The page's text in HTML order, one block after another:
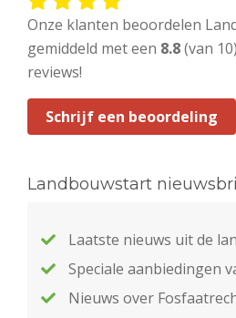
Onze klanten beoordelen
gemiddeld met een 8.8(van
reviews!
Schrijf een beoordeling
Landbouwstart
Laatste nieuws uit de
Speciale aanbiedingen
Nieuws over